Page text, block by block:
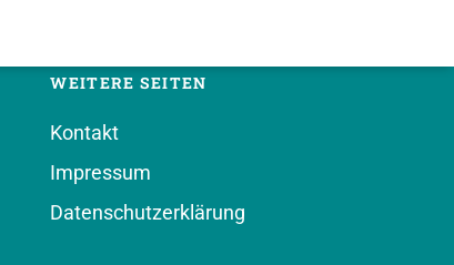
WEITERE SEITEN
Kontakt
Impressum
Datenschutzerklärung